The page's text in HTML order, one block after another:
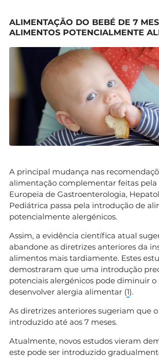
ALIMENTAÇÃO DO BEBÉ DE 7
ALIMENTOS POTENCIALMENTE
A principal mudança nas
alimentação complementar feitas pela
Europeia de Gastroenterologia,
Pediátrica passa pela introdução de
potencialmente alergénicos.
Assim, a evidência científica atual
abandone as diretrizes anteriores da
alimentos mais tardiamente. Estes
demostraram que uma introdução
potenciais alergénicos pode diminuir o
desenvolver alergia alimentar (1).
As diretrizes anteriores sugeriam que o
introduzido até aos 7 meses.
Atualmente, novos estudos vieram
este pode ser introduzido